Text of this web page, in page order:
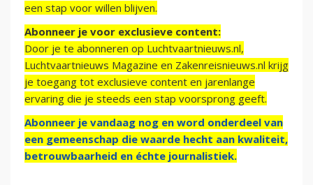
een stap voor willen blijven.
Abonneer je voor exclusieve content:
Door je te abonneren op Luchtvaartnieuws.nl,
Luchtvaartnieuws Magazine en Zakenreisnieuws.nl krijg
je toegang tot exclusieve content en jarenlange
ervaring die je steeds een stap voorsprong geeft.
Abonneer je vandaag nog en word onderdeel van
een gemeenschap die waarde hecht aan kwaliteit,
betrouwbaarheid en échte journalistiek.